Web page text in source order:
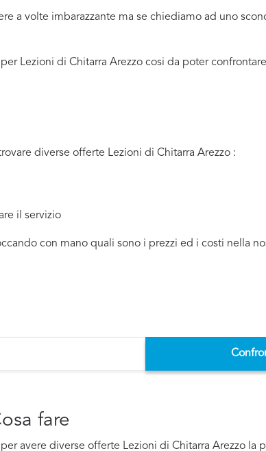
a volte imbarazzante ma se chiediamo ad uno
Lezioni di Chitarra Arezzo cosi da poter
diverse offerte Lezioni di Chitarra Arezzo :
il servizio
con mano quali sono i prezzi ed i costi nella
fare
avere diverse offerte Lezioni di Chitarra Arezzo la